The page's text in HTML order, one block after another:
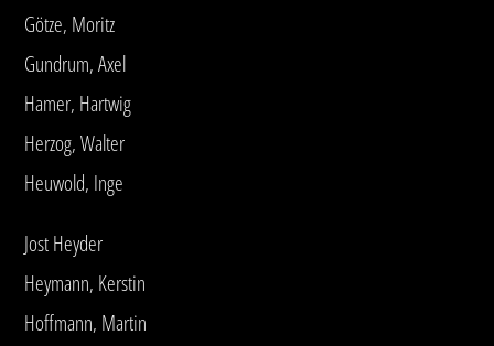
Götze, Moritz
Gundrum, Axel
Hamer, Hartwig
Herzog, Walter
Heuwold, Inge
Jost Heyder
Heymann, Kerstin
Hoffmann, Martin